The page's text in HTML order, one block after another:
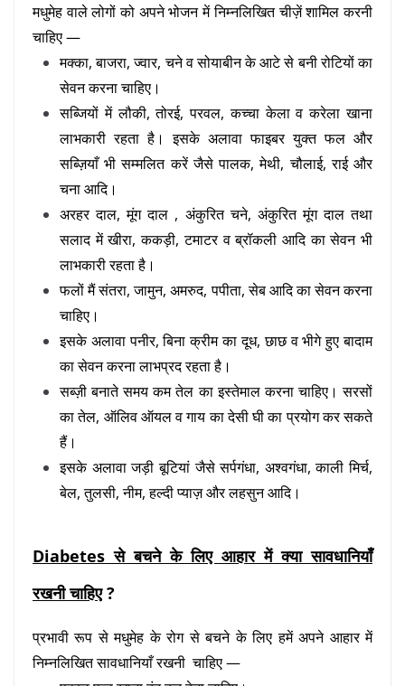
मधुमेह वाले लोगों को अपने भोजन में निम्नलिखित चीज़ें शामिल करनी
चाहिए —
मक्का, बाजरा, ज्वार, चने व सोयाबीन के आटे से बनी रोटियों का
सेवन करना चाहिए।
सब्जियों में लौकी, तोरई, परवल, कच्चा केला व करेला खाना
लाभकारी रहता है। इसके अलावा फाइबर युक्त फल और
सब्ज़ियाँ भी सम्मलित करें जैसे पालक, मेथी, चौलाई, राई और
चना आदि।
अरहर दाल, मूंग दाल , अंकुरित चने, अंकुरित मूंग दाल तथा
सलाद में खीरा, ककड़ी, टमाटर व ब्रॉकली आदि का सेवन भी
लाभकारी रहता है।
फलों मैं संतरा, जामुन, अमरुद, पपीता, सेब आदि का सेवन करना
चाहिए।
इसके अलावा पनीर, बिना क्रीम का दूध, छाछ व भीगे हुए बादाम
का सेवन करना लाभप्रद रहता है।
सब्ज़ी बनाते समय कम तेल का इस्तेमाल करना चाहिए। सरसों
का तेल, ऑलिव ऑयल व गाय का देसी घी का प्रयोग कर सकते
हैं।
इसके अलावा जड़ी बूटियां जैसे सर्पगंधा, अश्वगंधा, काली मिर्च,
बेल, तुलसी, नीम, हल्दी प्याज़ और लहसुन आदि।
Diabetes से बचने के लिए आहार में क्या सावधानियाँ
रखनी चाहिए?
प्रभावी रूप से मधुमेह के रोग से बचने के लिए हमें अपने आहार में
निम्नलिखित सावधानियाँ रखनी चाहिए —